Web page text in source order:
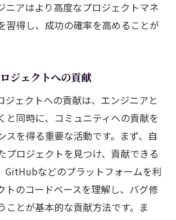
ニアはより高度なプロジェクトマネ
習得し、成功の確率を高めることが
ジェクトへの貢献
ジェクトへの貢献は、エンジニアと
と同時に、コミュニティへの貢献を
スを得る重要な活動です。まず、自
プロジェクトを見つけ、貢献できる
GitHubなどのプラットフォームを利
トのコードベースを理解し、バグ修
ことが基本的な貢献方法です。ま